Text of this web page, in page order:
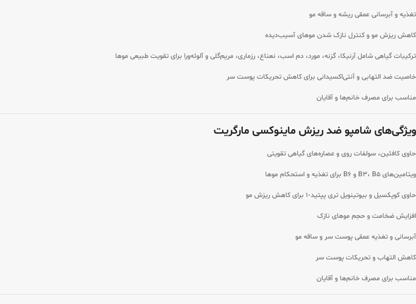
تغذیه و آبرسانی عمقی ریشه و ساقه مو
کاهش ریزش مو و کنترل نازک شدن موهای آسیب‌دیده
ترکیبات گیاهی شامل آرنیکا، گزنه، مورد، دم اسب، نعناع، رزماری، مریم‌گلی و آلوئه‌ورا برای تقویت طبیعی موها
خاصیت ضد التهابی و آنتی‌اکسیدانی برای کاهش تحریکات پوست سر
مناسب برای مصرف خانم‌ها و آقایان
ویژگی‌های شامپو ضد ریزش ماینوکسی مارگریت
حاوی کافئین، سولفات روی و عصاره‌های گیاهی تقویتی
ویتامین‌های B3، B5 و B6 برای تغذیه و استحکام موها
حاوی کوپکسیل و بیوتینویل تری پپتید-1 برای کاهش ریزش مو
افزایش ضخامت و حجم موهای نازک
آبرسانی و تغذیه عمقی پوست سر و ساقه مو
کاهش التهاب و تحریکات پوست سر
مناسب برای مصرف خانم‌ها و آقایان